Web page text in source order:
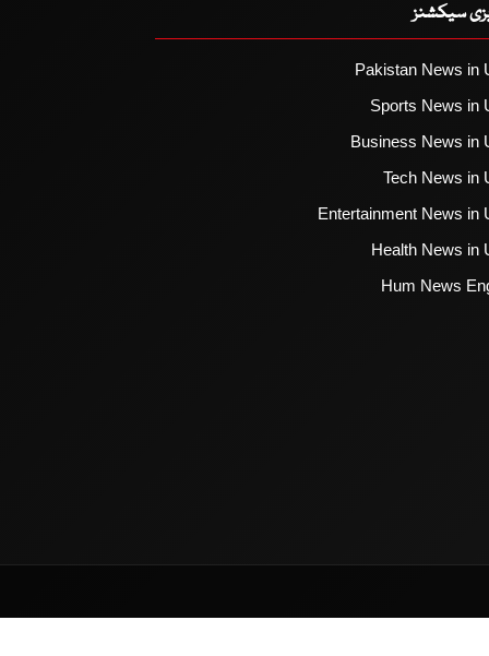
سیکشنز
Pakistan News in
Sports News in
Business News in
Tech News in
Entertainment News in
Health News in
Hum News